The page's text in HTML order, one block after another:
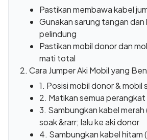
Pastikan membawa kabel
Gunakan sarung tangan
pelindung
Pastikan mobil donor dan
mati total
Cara Jumper Aki Mobil yang
1. Posisi mobil donor & mobil
2. Matikan semua
3. Sambungkan kabel
soak &rarr; lalu ke aki donor
4. Sambungkan kabel hitam